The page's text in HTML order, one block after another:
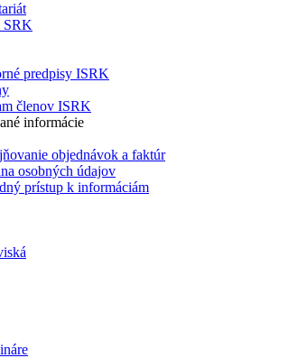
SRK
predpisy ISRK
členov ISRK
informácie
objednávok a faktúr
osobných údajov
prístup k informáciám